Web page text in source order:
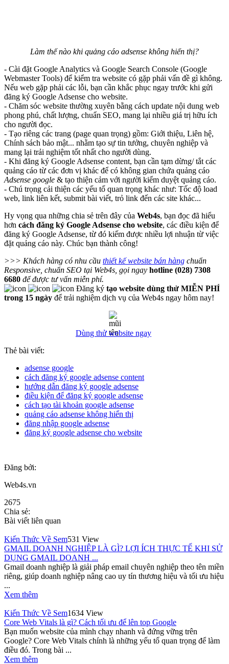
Làm thế nào khi quảng cáo adsense không hiển thị?
- Cài đặt Google Analytics và Google Search Console (Google
Webmaster Tools) để kiểm tra website có gặp phải vấn đề gì không.
Nếu web gặp phải các lỗi, bạn cần khắc phục ngay trước khi gửi
đăng ký Google Adsense cho website.
- Chăm sóc website thường xuyên bằng cách update nội dung web
phong phú, chất lượng, chuẩn SEO, mang lại nhiều giá trị hữu ích
cho người đọc.
- Tạo riêng các trang (page quan trọng) gồm: Giới thiệu, Liên hệ,
Chính sách bảo mật... nhằm tạo sự tin tưởng, chuyên nghiệp và
mang lại trải nghiệm tốt nhất cho người dùng.
- Khi đăng ký Google Adsense content, bạn cần tạm dừng/ tắt các
quảng cáo từ các đơn vị khác để có không gian chứa quảng cáo
Adsense google & tạo thiện cảm với người kiểm duyệt quảng cáo.
- Chú trọng cải thiện các yếu tố quan trọng khác như: Tốc độ load
web, link liên kết, submit bài viết, trỏ link đến các site khác...
Hy vọng qua những chia sẻ trên đây của Web4s, bạn đọc đã hiểu
hơn cách đăng ký Google Adsense cho website, các điều kiện để
đăng ký Google Adsense, từ đó kiếm được nhiều lợi nhuận từ việc
đặt quảng cáo này. Chúc bạn thành công!
>>> Khách hàng có nhu cầu thiết kế website bán hàng chuẩn
Responsive, chuẩn SEO tại Web4s, gọi ngay hotline (028) 7308
6680 để được tư vấn miễn phí.
Đăng ký tạo website dùng thử MIỄN PHÍ
trong 15 ngày để trải nghiệm dịch vụ của Web4s ngay hôm nay!
Dùng thử website ngay
Thẻ bài viết:
adsense google
cách đăng ký google adsense content
hướng dẫn đăng ký google adsense
điều kiện để đăng ký google adsense
cách tạo tài khoản google adsense
quảng cáo adsense không hiển thị
đăng nhập google adsense
đăng ký google adsense cho website
Đăng bởi:
Web4s.vn
2675
Chia sẻ:
Bài viết liên quan
Kiến Thức Về Sem531 View
GMAIL DOANH NGHIỆP LÀ GÌ? LỢI ÍCH THỰC TẾ KHI SỬ
DỤNG GMAIL DOANH ...
Gmail doanh nghiệp là giải pháp email chuyên nghiệp theo tên miền
riêng, giúp doanh nghiệp nâng cao uy tín thương hiệu và tối ưu hiệu
...
Xem thêm
Kiến Thức Về Sem1634 View
Core Web Vitals là gì? Cách tối ưu để lên top Google
Bạn muốn website của mình chạy nhanh và đứng vững trên
Google? Core Web Vitals chính là những yếu tố quan trọng để làm
điều đó. Trong bài ...
Xem thêm